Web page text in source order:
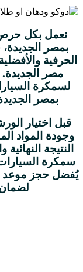
نعمل بكل
بمصر الجديدة
الحرفية
مصر الجديدة
لسمكرة
بمصر
قبل اختيار
وجودة المواد
النتيجة
سمكرة
يُفضل حجز موعد